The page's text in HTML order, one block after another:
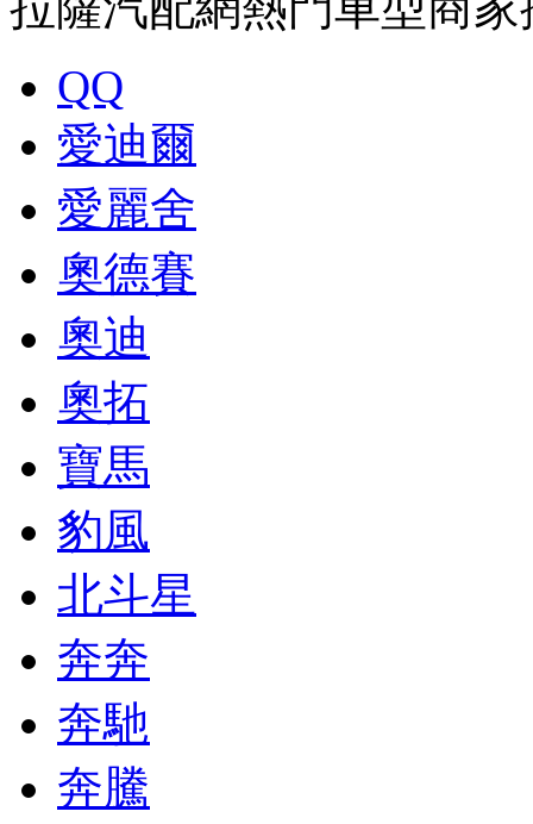
QQ
愛迪爾
愛麗舍
奧德賽
奧迪
奧拓
寶馬
豹風
北斗星
奔奔
奔馳
奔騰